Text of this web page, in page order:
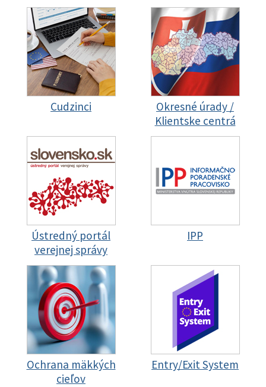
Cudzinci
Okresné úrady /
Klientske centrá
Ústredný portál
verejnej správy
IPP
Ochrana mäkkých
cieľov
Entry/Exit System